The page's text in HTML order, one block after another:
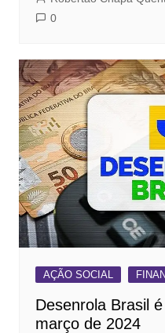
0
AÇÃO SOCIAL
Desenrola Brasil
março de 2024